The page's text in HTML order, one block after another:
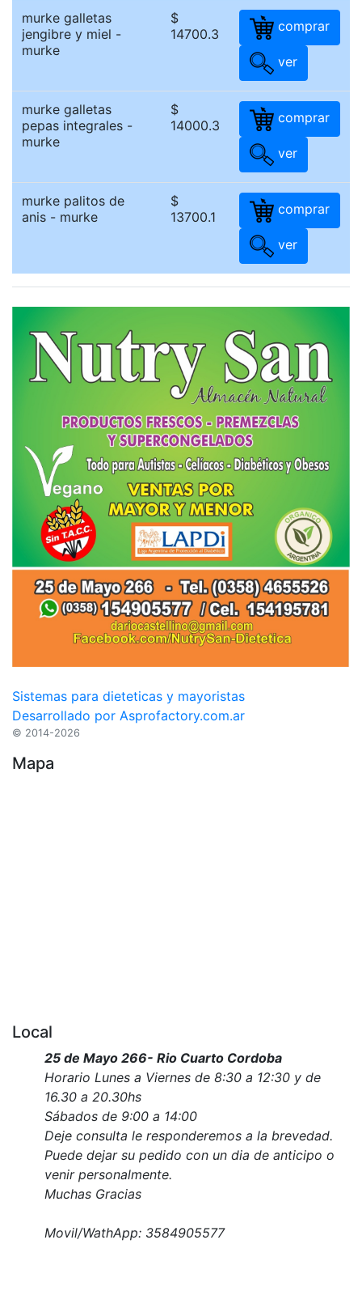
murke galletas
jengibre y miel -
murke
$
14700.3
comprar
ver
murke galletas
pepas integrales -
murke
$
14000.3
comprar
ver
murke palitos de
anis - murke
$
13700.1
comprar
ver
Sistemas para dieteticas y mayoristas
Desarrollado por Asprofactory.com.ar
© 2014-2026
Mapa
Local
25 de Mayo 266- Rio Cuarto Cordoba
Horario Lunes a Viernes de 8:30 a 12:30 y de
16.30 a 20.30hs
Sábados de 9:00 a 14:00
Deje consulta le responderemos a la brevedad.
Puede dejar su pedido con un dia de anticipo o
venir personalmente.
Muchas Gracias
Movil/WathApp: 3584905577